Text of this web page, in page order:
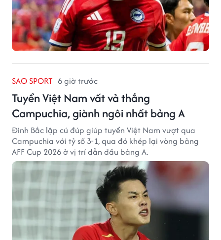
SAO SPORT 6 giờ trước
Tuyển Việt Nam vất vả thắng
Campuchia, giành ngôi nhất bảng A
Đình Bắc lập cú đúp giúp tuyển Việt Nam vượt qua
Campuchia với tỷ số 3-1, qua đó khép lại vòng bảng
AFF Cup 2026 ở vị trí dẫn đầu bảng A.